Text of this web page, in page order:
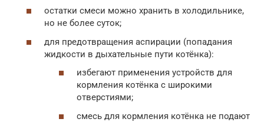
остатки смеси можно хранить в холодильнике,
но не более суток;
для предотвращения аспирации (попадания
жидкости в дыхательные пути котёнка):
избегают применения устройств для
кормления котёнка с широкими
отверстиями;
смесь для кормления котёнка не подают